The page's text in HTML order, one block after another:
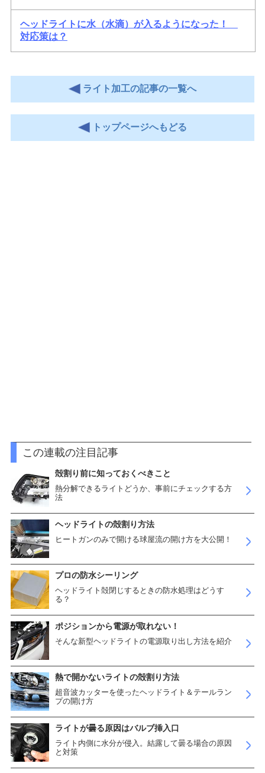
ヘッドライトに水（水滴）が入るようになった！
対応策は？
ライト加工の記事の一覧へ
トップページへもどる
この連載の注目記事
殻割り前に知っておくべきこと
熱分解できるライトどうか、事前にチェックする方
法
ヘッドライトの殻割り方法
ヒートガンのみで開ける球屋流の開け方を大公開！
プロの防水シーリング
ヘッドライト殻閉じするときの防水処理はどうす
る？
ポジションから電源が取れない！
そんな新型ヘッドライトの電源取り出し方法を紹介
熱で開かないライトの殻割り方法
超音波カッターを使ったヘッドライト＆テールラン
プの開け方
ライトが曇る原因はバルブ挿入口
ライト内側に水分が侵入。結露して曇る場合の原因
と対策